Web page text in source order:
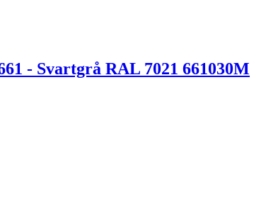
- Svartgrå RAL 7021 661030M